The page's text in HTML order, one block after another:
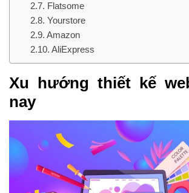
Flatsome
Yourstore
Amazon
AliExpress
Xu hướng thiết kế
nay